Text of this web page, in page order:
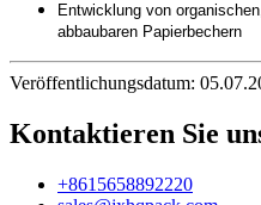
Entwicklung von
abbaubaren Papierbechern
Veröffentlichungsdatum:
Kontaktieren Sie
+8615658892220